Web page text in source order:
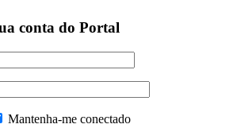
conta do Portal
Mantenha-me conectado